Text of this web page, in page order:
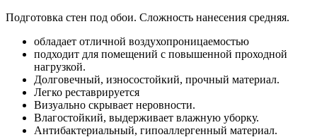
Подготовка стен под обои. Сложность нанесения средняя.
обладает отличной воздухопроницаемостью
подходит для помещений с повышенной проходной
нагрузкой.
Долговечный, износостойкий, прочный материал.
Легко реставрируется
Визуально скрывает неровности.
Влагостойкий, выдерживает влажную уборку.
Антибактериальный, гипоаллергенный материал.